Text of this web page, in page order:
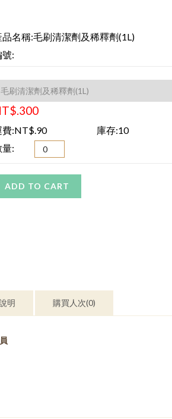
品名稱:毛刷清潔劑及稀釋劑(1L)
號:
費:NT$.90
庫存:10
量:
ADD TO CART
明 購買人次(0)